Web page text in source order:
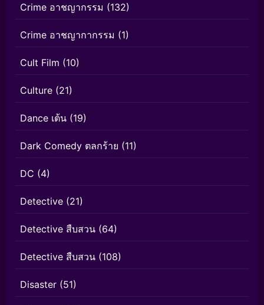
Crime อาชญากรรม (132)
Crime อาชญากากรรม (1)
Cult Film (10)
Culture (21)
Dance เต้น (19)
Dark Comedy ตลกร้าย (11)
DC (4)
Detective (21)
Detective สืบสวน (64)
Detective สืบสวน (108)
Disaster (51)